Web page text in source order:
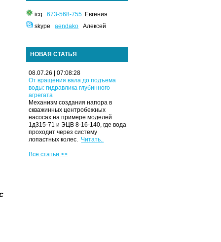
icq673-568-755 Евгения
skypeaendako Алексей
НОВАЯ СТАТЬЯ
08.07.26 | 07:08:28
От вращения вала до подъема
воды: гидравлика глубинного
агрегата
Механизм создания напора в
скважинных центробежных
насосах на примере моделей
1д315-71 и ЭЦВ 8-16-140, где вода
проходит через систему
лопастных колес. Читать..
Все статьи >>